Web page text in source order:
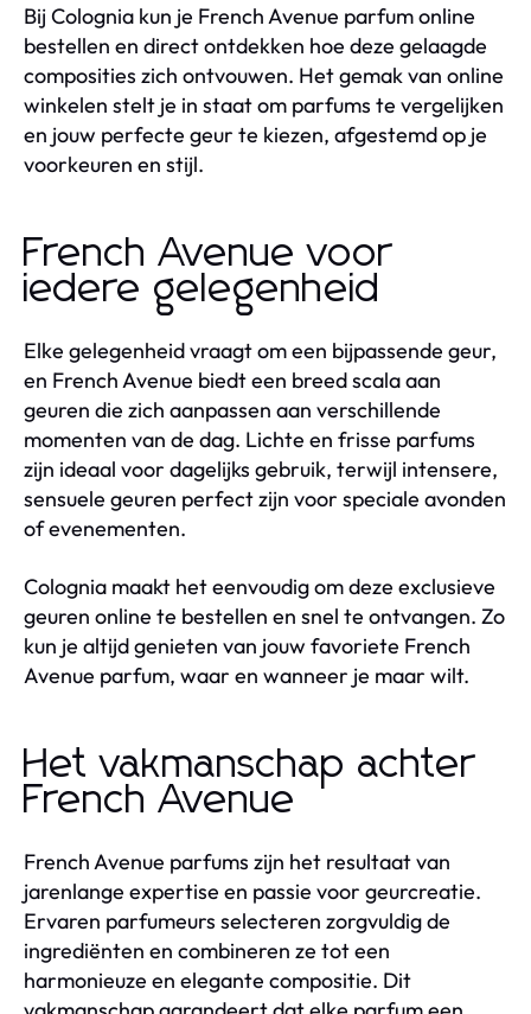
Bij Colognia kun je French Avenue parfum online
bestellen en direct ontdekken hoe deze gelaagde
composities zich ontvouwen. Het gemak van online
winkelen stelt je in staat om parfums te vergelijken
en jouw perfecte geur te kiezen, afgestemd op je
voorkeuren en stijl.
French Avenue voor
iedere gelegenheid
Elke gelegenheid vraagt om een bijpassende geur,
en French Avenue biedt een breed scala aan
geuren die zich aanpassen aan verschillende
momenten van de dag. Lichte en frisse parfums
zijn ideaal voor dagelijks gebruik, terwijl intensere,
sensuele geuren perfect zijn voor speciale avonden
of evenementen.
Colognia maakt het eenvoudig om deze exclusieve
geuren online te bestellen en snel te ontvangen. Zo
kun je altijd genieten van jouw favoriete French
Avenue parfum, waar en wanneer je maar wilt.
Het vakmanschap achter
French Avenue
French Avenue parfums zijn het resultaat van
jarenlange expertise en passie voor geurcreatie.
Ervaren parfumeurs selecteren zorgvuldig de
ingrediënten en combineren ze tot een
harmonieuze en elegante compositie. Dit